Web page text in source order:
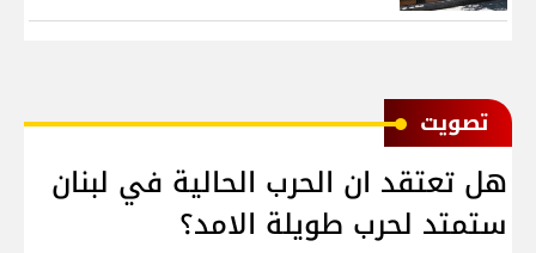
ﺗﺼﻮﻳﺖ
هل تعتقد ان الحرب الحالية في لبنان
ستمتد لحرب طويلة الامد؟